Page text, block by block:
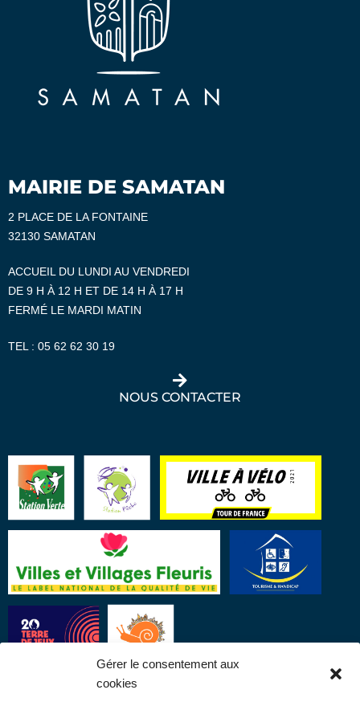
Gérer le consentement aux
cookies
MAIRIE DE SAMATAN
2 PLACE DE LA FONTAINE
32130 SAMATAN
ACCUEIL DU LUNDI AU VENDREDI
DE 9 H À 12 H ET DE 14 H À 17 H
FERMÉ LE MARDI MATIN
TEL : 05 62 62 30 19
NOUS CONTACTER